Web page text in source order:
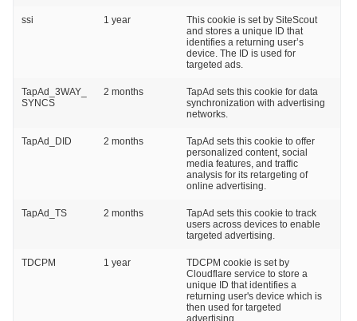
ssi 1 year
This cookie is set by SiteScout
and stores a unique ID that
identifies a returning user’s
device. The ID is used for
targeted ads.
TapAd_3WAY_
SYNCS
2 months
TapAd sets this cookie for data
synchronization with advertising
networks.
TapAd_DID 2 months
TapAd sets this cookie to offer
personalized content, social
media features, and traffic
analysis for its retargeting of
online advertising.
TapAd_TS 2 months
TapAd sets this cookie to track
users across devices to enable
targeted advertising.
TDCPM 1 year
TDCPM cookie is set by
Cloudflare service to store a
unique ID that identifies a
returning user's device which is
then used for targeted